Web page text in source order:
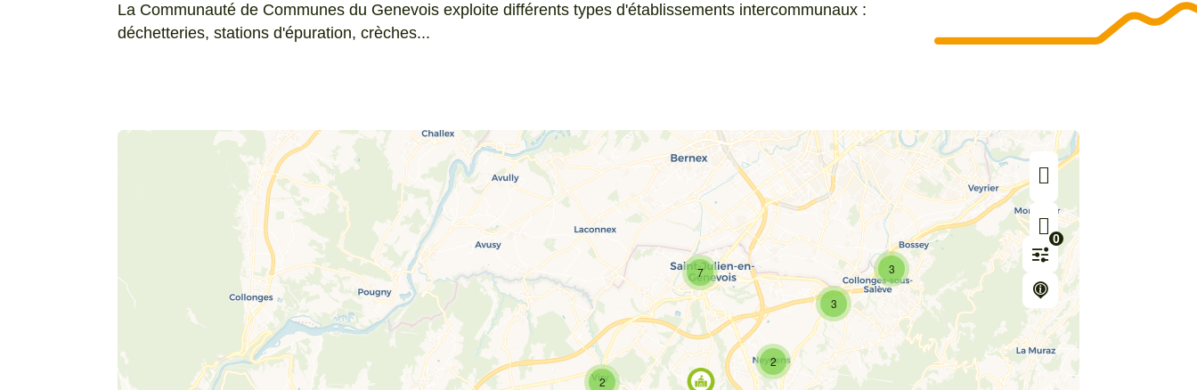
La Communauté de Communes du Genevois exploite différents types d'établissements intercommunaux :
déchetteries, stations d'épuration, crèches...
0
3
2
2
3
7